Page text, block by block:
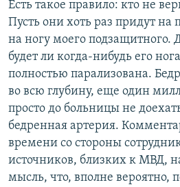
Есть такое правило: кто не
Пусть они хоть раз придут на
на ногу моего подзащитного.
будет ли когда-нибудь его
полностью парализована.
во всю глубину, еще один
просто до больницы не
бедренная артерия.
времени со стороны
источников, близких к МВД,
мысль, что, вполне вероятно,